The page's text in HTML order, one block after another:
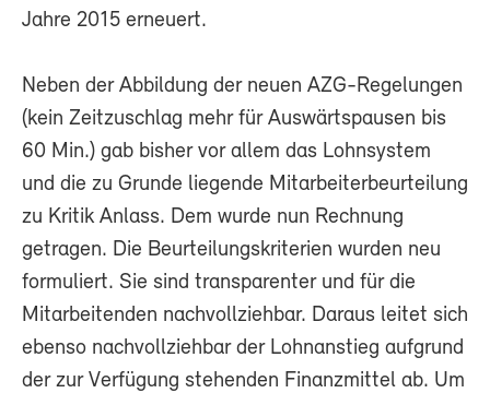
Jahre 2015 erneuert.
Neben der Abbildung der neuen AZG-Regelungen
(kein Zeitzuschlag mehr für Auswärtspausen bis
60 Min.) gab bisher vor allem das Lohnsystem
und die zu Grunde liegende Mitarbeiterbeurteilung
zu Kritik Anlass. Dem wurde nun Rechnung
getragen. Die Beurteilungskriterien wurden neu
formuliert. Sie sind transparenter und für die
Mitarbeitenden nachvollziehbar. Daraus leitet sich
ebenso nachvollziehbar der Lohnanstieg aufgrund
der zur Verfügung stehenden Finanzmittel ab. Um